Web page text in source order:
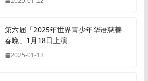
第六届「2025年世界青少年华语慈善
春晚」1月18日上演
2025-01-13